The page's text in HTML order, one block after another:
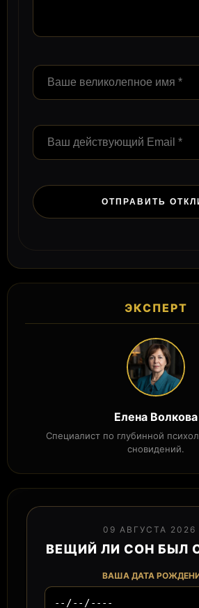
ЭКСПЕРТ
Елена Волкова
Специалист по глубинной
сновидений.
09 АВГУСТА 2026
ВЕЩИЙ ЛИ СОН БЫЛ
ВАША ДАТА